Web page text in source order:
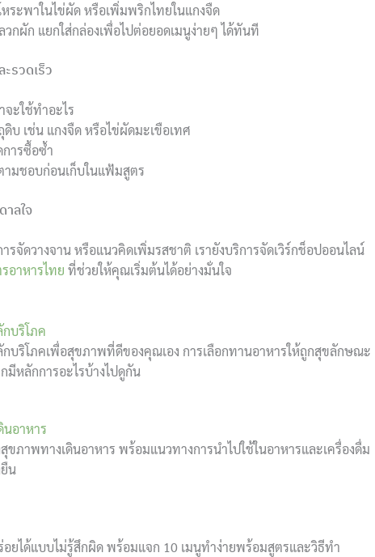
ระพาในไข่ผัด หรือเพิ่มพริกไทยในแกงจืด
วกผัก แยกใส่กล่องเพื่อไปต่อยอดเมนูง่ายๆ ได้ทันที
รวดเร็ว
ะใช้ทำอะไร
บ เช่น แกงจืด หรือไข่ผัดมะเขือเทศ
ารซื้อซ้ำ
ามชอบก่อนเก็บในแฟ้มสูตร
ลใจ
จัดวางจาน หรือแนวคิดเพิ่มรสชาติ เรายังบริการจัดเวิร์กช็อปออนไลน์
อาหารไทย ที่ช่วยให้คุณเริ่มต้นได้อย่างมั่นใจ
บริโภค
บริโภคเพื่อสุขภาพที่ดีของคุณเอง การเลือกทานอาหารให้ถูกสุขลักษณะ
หลักการอะไรบ้างไปดูกัน
อาหาร
ภาพทางเดินอาหาร พร้อมแนวทางการนำไปใช้ในอาหารและเครื่องดื่ม
น
ยได้แบบไม่รู้สึกผิด พร้อมแจก 10 เมนูทำง่ายพร้อมสูตรและวิธีทำ